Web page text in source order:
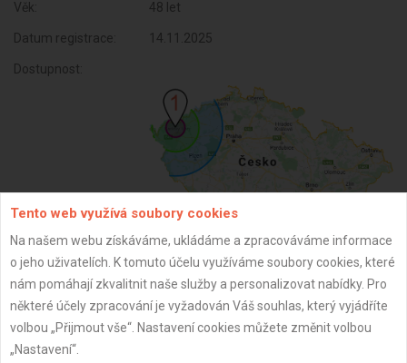
Věk: 48 let
Datum registrace: 14.11.2025
Dostupnost:
ZPĚT
Tento web využívá soubory cookies
Na našem webu získáváme, ukládáme a zpracováváme informace
o jeho uživatelích. K tomuto účelu využíváme soubory cookies, které
nám pomáhají zkvalitnit naše služby a personalizovat nabídky. Pro
některé účely zpracování je vyžadován Váš souhlas, který vyjádříte
volbou „Přijmout vše“. Nastavení cookies můžete změnit volbou
„Nastavení“.